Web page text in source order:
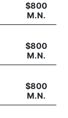
$800
M.N.
$800
M.N.
$800
M.N.